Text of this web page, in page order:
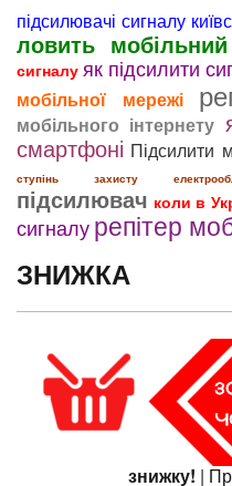
підсилювачі сигналу
ловить мобільний
сигналу як підсилити
мобільної мережі
мобільного інтернету
смартфоні Підсилити
ступінь захисту
підсилювач коли в
сигналурепітер
ЗНИЖКА
знижку! |